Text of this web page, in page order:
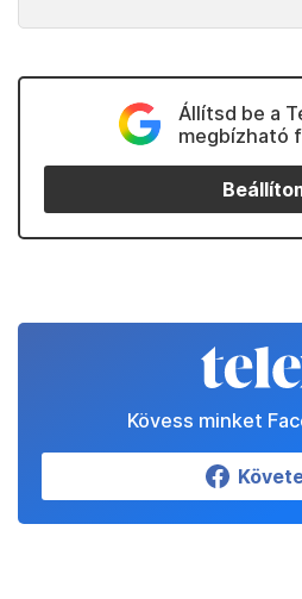
Állítsd be a
megbízható
Kövess minket